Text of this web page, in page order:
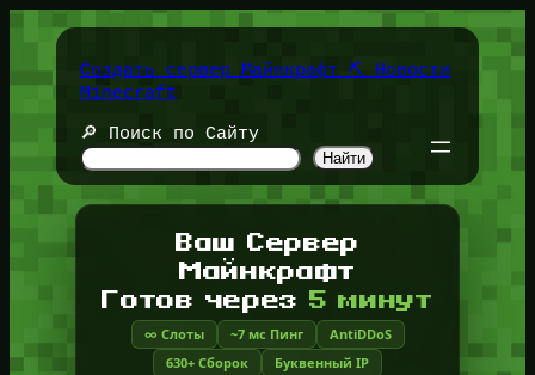
содержимомуСоздать сервер Майнкрафт ⛏️ Новости
Minecraft
🔎 Поиск по Сайту
Найти
Ваш Сервер
Майнкрафт
Готов через 5 минут
∞ Слоты ~7 мс Пинг
AntiDDoS
630+ Сборок
Буквенный IP